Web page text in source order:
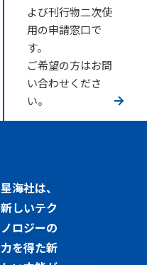
よび刊行物二次使
用の申請窓口で
す。
ご希望の方はお問
い合わせくださ
い。
星海社は、
新しいテク
ノロジーの
力を得た新